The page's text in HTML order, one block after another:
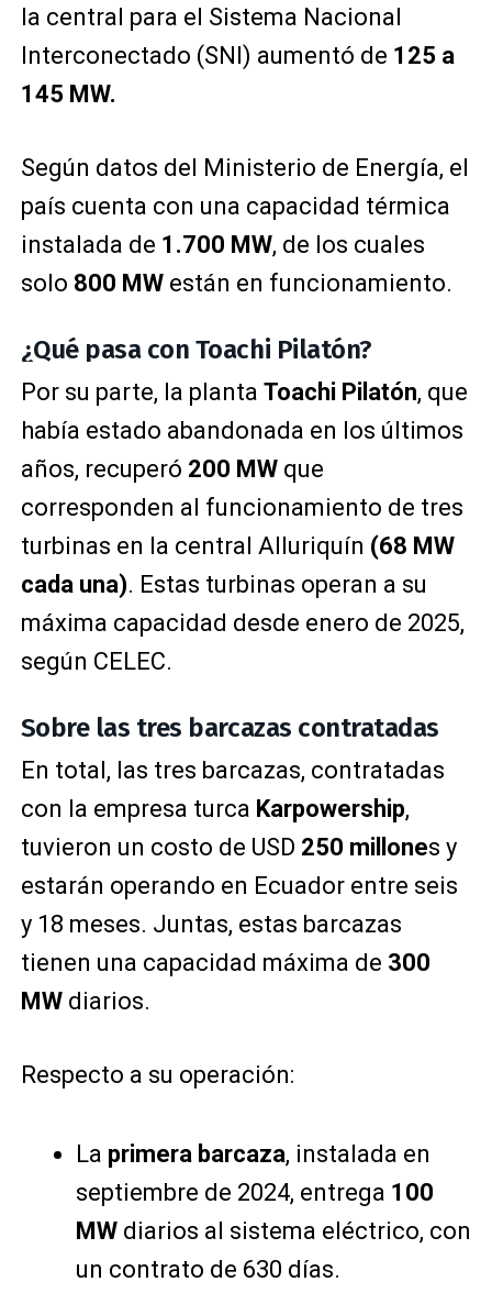
la central para el Sistema Nacional
Interconectado (SNI) aumentó de 125 a
145 MW.
Según datos del Ministerio de Energía, el
país cuenta con una capacidad térmica
instalada de 1.700 MW, de los cuales
solo 800 MWestán en funcionamiento.
¿Qué pasa con Toachi Pilatón?
Por su parte, la planta Toachi Pilatón, que
había estado abandonada en los últimos
años, recuperó 200 MWque
corresponden al funcionamiento de tres
turbinas en la central Alluriquín (68 MW
cada una). Estas turbinas operan a su
máxima capacidad desde enero de 2025,
según CELEC.
Sobre las tres barcazas contratadas
En total, las tres barcazas, contratadas
con la empresa turca Karpowership,
tuvieron un costo de USD 250 millones y
estarán operando en Ecuador entre seis
y 18 meses. Juntas, estas barcazas
tienen una capacidad máxima de 300
MW diarios.
Respecto a su operación:
La primera barcaza, instalada en
septiembre de 2024, entrega 100
MW diarios al sistema eléctrico, con
un contrato de 630 días.